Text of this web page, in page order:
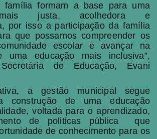
família formam a base para uma
justa, acolhedora e
por isso a participação da família
que possamos compreender os
escolar e avançar na
uma educação mais inclusiva”,
de Educação, Evani
a gestão municipal segue
construção de uma educação
voltada para o aprendizado,
de politicas pública
que
de conhecimento para os